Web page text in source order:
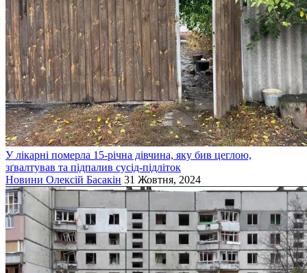
У лікарні померла 15-річна дівчина, яку бив цеглою,
зґвалтував та підпалив сусід-підліток
Новини Олексій Басакін 31 Жовтня, 2024